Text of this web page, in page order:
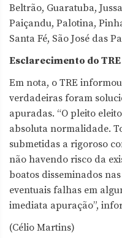
Beltrão, Guaratuba,
Paiçandu, Palotina,
Santa Fé, São José das
Esclarecimento do TRE
Em nota, o TRE
verdadeiras foram
apuradas. “O pleito
absoluta normalidade.
submetidas a rigoroso
não havendo risco da
boatos disseminados
eventuais falhas em
imediata apuração”,
(Célio Martins)